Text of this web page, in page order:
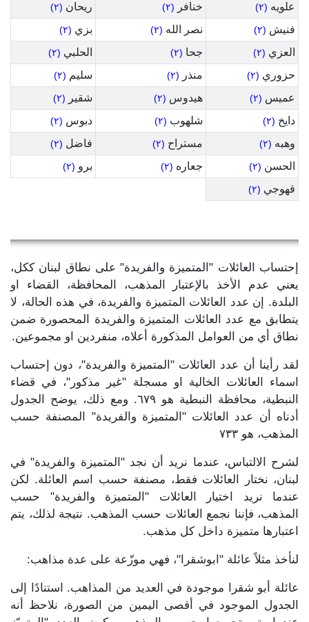
علويه (٢) خنافر (٢) ريحان (٢)
فنيش (٢) نصر الله (٢) بزي (٢)
العزي (٢) جحا (٢) الحلبي (٢)
حزوري (٢) منذر (٢) سليم (٢)
عميس (٢) هيدوس (٢) شقير (٢)
دايخ (٢) شلهوب (٢) دبوس (٢)
وهبه (٢) مستراح (٢) فاضل (٢)
الحسن (٢) جعاره (٢) برو (٢)
قهوجي (٢)
إحتساب العائلات "المتميزة والفريدة" على نطاق لبنان ككل،
يعني عدم الأخذ بالإعتبار المذهب، المحافظة، القضاء او
البلدة. إن عدد العائلات المتميزة والفريدة، في هذه الحالة، لا
يتطابق مع عدد العائلات المتميزة والفريدة المحصورة ضمن
نطاق أي من العوامل المذكورة أعلاه، منفردين او مجموعين.
لقد رأينا أن عدد العائلات "المتميزة والفريدة"، دون إحتساب
اسماء العائلات الخالية او مسجلة "غير مذكور"، في قضاء
النبطية، محافظة النبطية هو ٦٧٩. ومع ذلك، يوضح الجدول
أدناه أن عدد العائلات "المتميزة والفريدة" المصنفة حسب
المذهب، هو ٧٣٣
لشرح الالتباس، عندما نريد أن نجد "المتميزة والفريدة" في
لبنان، نختار العائلات فقط، مصنفة حسب اسم العائلة. لكن
عندما نريد اختيار العائلات "المتميزة والفريدة" حسب
المذهب، فإننا نجمع العائلات حسب المذهب. نتيجة لذلك، يتم
اعتبارها متميزة داخل كل مذهب.
لنأخذ مثلاً عائلة "ابوشقرا"، فهي موزّعة على عدة مذاهب:
عائلة أبو شقرا موجودة في العديد من المذاهب. استنادًا إلى
الجدول الموجود في أقصى اليمين من الصورة، نلاحظ أنه